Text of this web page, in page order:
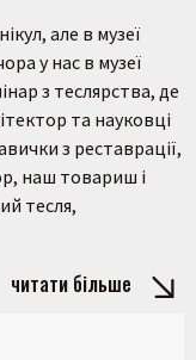
але в музеї
у нас в музеї
з теслярства, де
та науковці
з реставрації,
наш товариш і
тесля,
читати більше